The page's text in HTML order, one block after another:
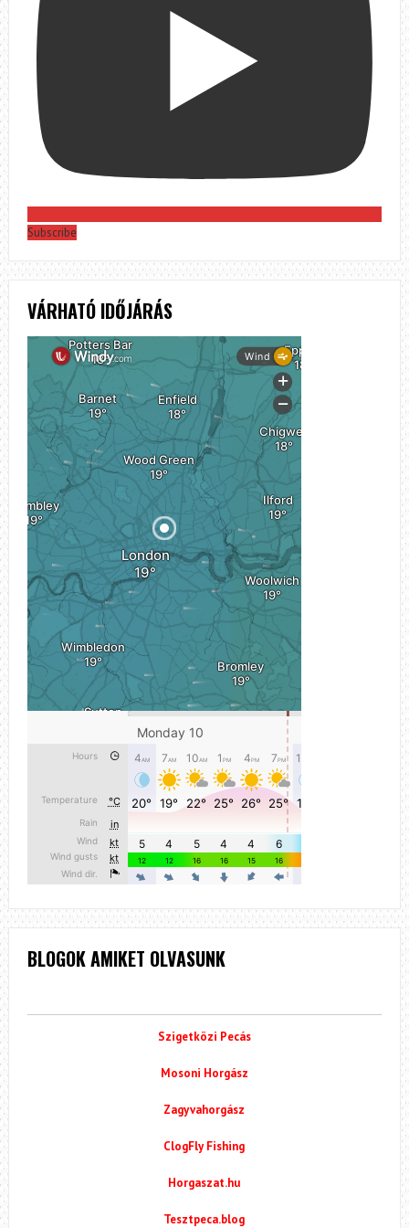
Subscribe
VÁRHATÓ IDŐJÁRÁS
BLOGOK AMIKET OLVASUNK
Szigetközi Pecás
Mosoni Horgász
Zagyvahorgász
ClogFly Fishing
Horgaszat.hu
Tesztpeca.blog